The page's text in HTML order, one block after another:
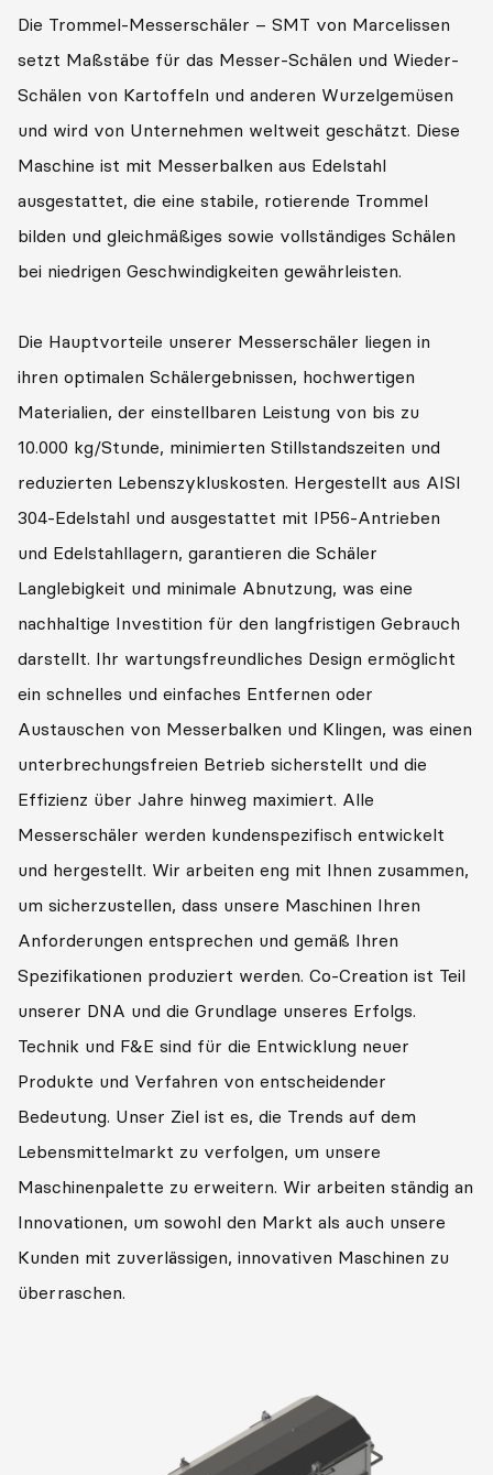
Die Trommel-Messerschäler – SMT von Marcelissen
setzt Maßstäbe für das Messer-Schälen und Wieder-
Schälen von Kartoffeln und anderen Wurzelgemüsen
und wird von Unternehmen weltweit geschätzt. Diese
Maschine ist mit Messerbalken aus Edelstahl
ausgestattet, die eine stabile, rotierende Trommel
bilden und gleichmäßiges sowie vollständiges Schälen
bei niedrigen Geschwindigkeiten gewährleisten.
Die Hauptvorteile unserer Messerschäler liegen in
ihren optimalen Schälergebnissen, hochwertigen
Materialien, der einstellbaren Leistung von bis zu
10.000 kg/Stunde, minimierten Stillstandszeiten und
reduzierten Lebenszykluskosten. Hergestellt aus AISI
304-Edelstahl und ausgestattet mit IP56-Antrieben
und Edelstahllagern, garantieren die Schäler
Langlebigkeit und minimale Abnutzung, was eine
nachhaltige Investition für den langfristigen Gebrauch
darstellt. Ihr wartungsfreundliches Design ermöglicht
ein schnelles und einfaches Entfernen oder
Austauschen von Messerbalken und Klingen, was einen
unterbrechungsfreien Betrieb sicherstellt und die
Effizienz über Jahre hinweg maximiert. Alle
Messerschäler werden kundenspezifisch entwickelt
und hergestellt. Wir arbeiten eng mit Ihnen zusammen,
um sicherzustellen, dass unsere Maschinen Ihren
Anforderungen entsprechen und gemäß Ihren
Spezifikationen produziert werden. Co-Creation ist Teil
unserer DNA und die Grundlage unseres Erfolgs.
Technik und F&E sind für die Entwicklung neuer
Produkte und Verfahren von entscheidender
Bedeutung. Unser Ziel ist es, die Trends auf dem
Lebensmittelmarkt zu verfolgen, um unsere
Maschinenpalette zu erweitern. Wir arbeiten ständig an
Innovationen, um sowohl den Markt als auch unsere
Kunden mit zuverlässigen, innovativen Maschinen zu
überraschen.